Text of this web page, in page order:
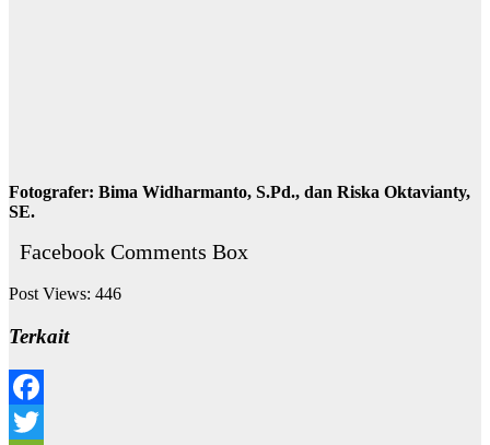
Fotografer: Bima Widharmanto, S.Pd., dan Riska Oktavianty,
SE.
Facebook Comments Box
Post Views: 446
Terkait
Facebook